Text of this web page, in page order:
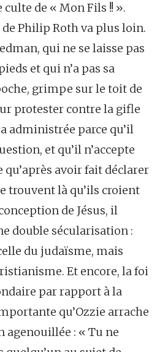
de « Mon Fils !! ».
Philip Roth va plus loin.
qui ne se laisse pas
et qui n’a pas sa
grimpe sur le toit de
protester contre la gifle
administrée parce qu’il
et qu’il n’accepte
qu’après avoir fait déclarer
trouvent là qu’ils croient
de Jésus, il
double sécularisation :
du judaïsme, mais
Et encore, la foi
par rapport à la
qu’Ozzie arrache
agenouillée : « Tu ne